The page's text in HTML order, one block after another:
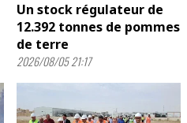
Un stock régulateur de
12.392 tonnes de pommes
de terre
2026/08/05 21:17